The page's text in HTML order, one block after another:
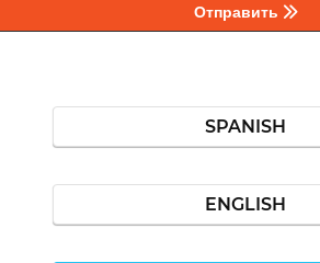
Отправить
SPANISH
ENGLISH